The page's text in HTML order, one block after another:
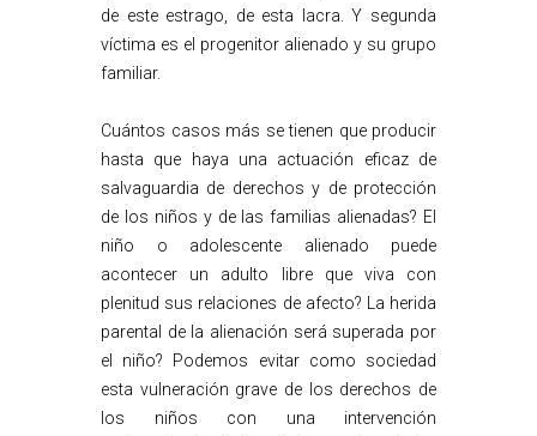
de este estrago, de esta lacra. Y segunda
víctima es el progenitor alienado y su grupo
familiar.
Cuántos casos más se tienen que producir
hasta que haya una actuación eficaz de
salvaguardia de derechos y de protección
de los niños y de las familias alienadas? El
niño o adolescente alienado puede
acontecer un adulto libre que viva con
plenitud sus relaciones de afecto? La herida
parental de la alienación será superada por
el niño? Podemos evitar como sociedad
esta vulneración grave de los derechos de
los niños con una intervención